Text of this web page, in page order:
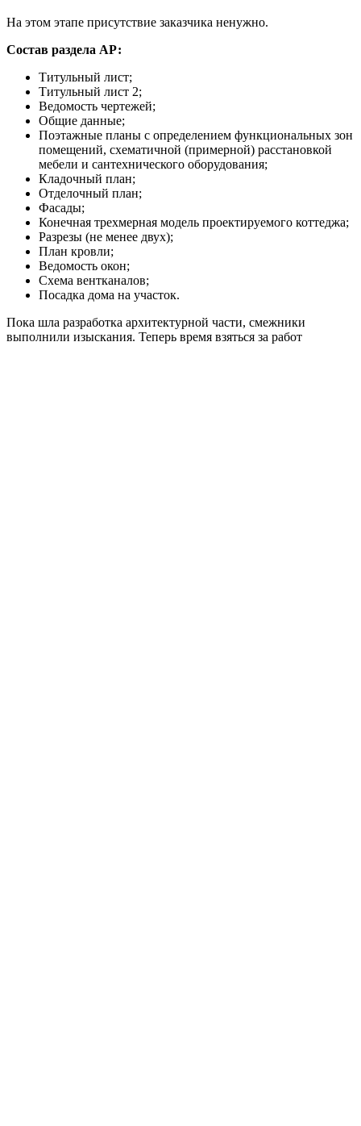
На этом этапе присутствие заказчика ненужно.
Состав раздела АР:
Титульный лист;
Титульный лист 2;
Ведомость чертежей;
Общие данные;
Поэтажные планы с определением функциональных зон
помещений, схематичной (примерной) расстановкой
мебели и сантехнического оборудования;
Кладочный план;
Отделочный план;
Фасады;
Конечная трехмерная модель проектируемого коттеджа;
Разрезы (не менее двух);
План кровли;
Ведомость окон;
Схема вентканалов;
Посадка дома на участок.
Пока шла разработка архитектурной части, смежники
выполнили изыскания. Теперь время взяться за работ